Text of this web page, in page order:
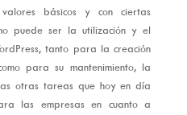
básicos y con ciertas
puede ser la utilización y el
tanto para la creación
para su mantenimiento, la
otras tareas que hoy en día
las empresas en cuanto a